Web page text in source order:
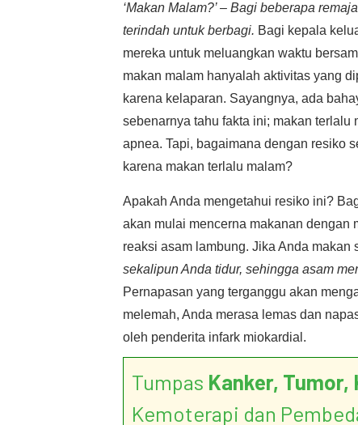
‘Makan Malam?’ – Bagi beberapa
terindah untuk berbagi. Bagi kepala
mereka untuk meluangkan waktu
makan malam hanyalah aktivitas yang
karena kelaparan. Sayangnya, ada
sebenarnya tahu fakta ini; makan
apnea. Tapi, bagaimana dengan resiko
karena makan terlalu malam?
Apakah Anda mengetahui resiko ini?
akan mulai mencerna makanan dengan
reaksi asam lambung. Jika Anda
sekalipun Anda tidur, sehingga asam
Pernapasan yang terganggu akan
melemah, Anda merasa lemas dan
oleh penderita infark miokardial.
Tumpas Kanker, Tumor,
Kemoterapi dan